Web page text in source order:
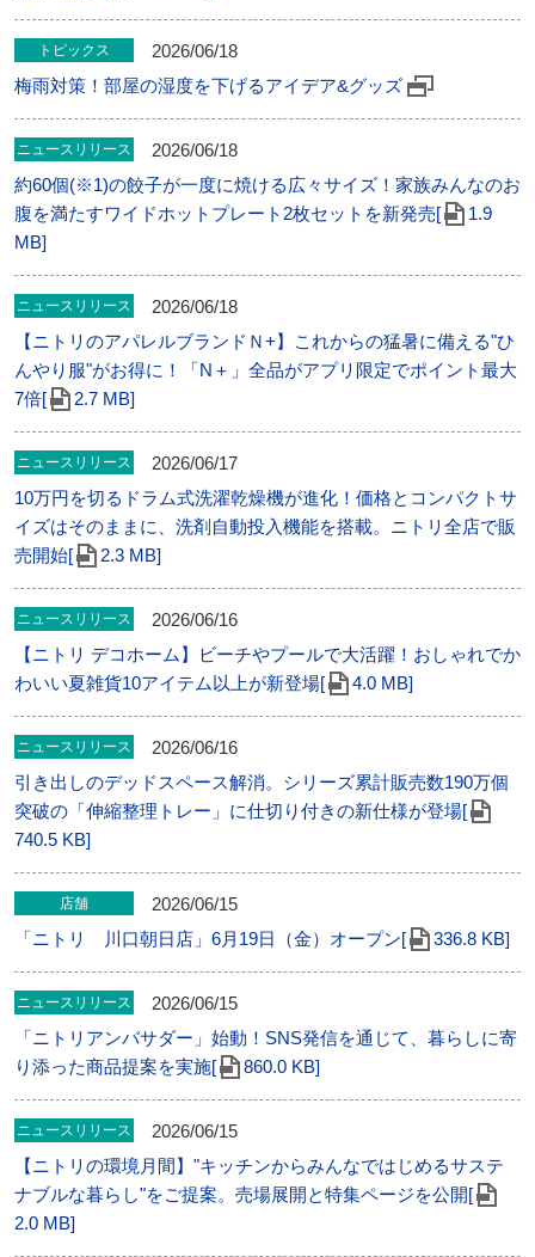
トピックス
2026/06/18
梅雨対策！部屋の湿度を下げるアイデア&グッズ
ニュースリリース
2026/06/18
約60個(※1)の餃子が一度に焼ける広々サイズ！家族みんなのお
腹を満たすワイドホットプレート2枚セットを新発売[
1.9
MB]
ニュースリリース
2026/06/18
【ニトリのアパレルブランドＮ+】これからの猛暑に備える"ひ
んやり服"がお得に！「N＋」全品がアプリ限定でポイント最大
7倍[
2.7 MB]
ニュースリリース
2026/06/17
10万円を切るドラム式洗濯乾燥機が進化！価格とコンパクトサ
イズはそのままに、洗剤自動投入機能を搭載。ニトリ全店で販
売開始[
2.3 MB]
ニュースリリース
2026/06/16
【ニトリ デコホーム】ビーチやプールで大活躍！おしゃれでか
わいい夏雑貨10アイテム以上が新登場[
4.0 MB]
ニュースリリース
2026/06/16
引き出しのデッドスペース解消。シリーズ累計販売数190万個
突破の「伸縮整理トレー」に仕切り付きの新仕様が登場[
740.5 KB]
店舗
2026/06/15
「ニトリ 川口朝日店」6⽉19⽇（金）オープン[
336.8 KB]
ニュースリリース
2026/06/15
「ニトリアンバサダー」始動！SNS発信を通じて、暮らしに寄
り添った商品提案を実施[
860.0 KB]
ニュースリリース
2026/06/15
【ニトリの環境月間】"キッチンからみんなではじめるサステ
ナブルな暮らし"をご提案。売場展開と特集ページを公開[
2.0 MB]